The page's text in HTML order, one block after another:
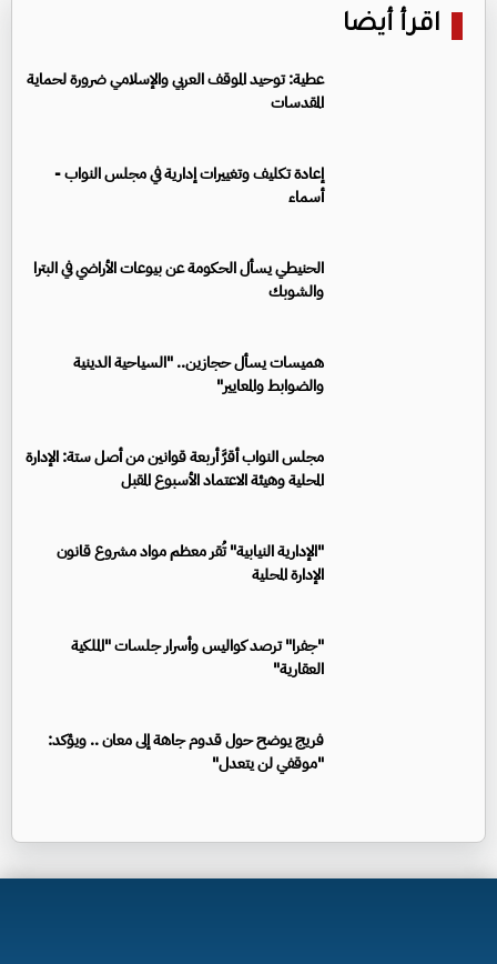
اقرأ أيضا
عطية: توحيد الموقف العربي والإسلامي ضرورة لحماية
المقدسات
إعادة تكليف وتغييرات إدارية في مجلس النواب -
أسماء
الحنيطي يسأل الحكومة عن بيوعات الأراضي في البترا
والشوبك
هميسات يسأل حجازين.. "السياحية الدينية
والضوابط والمعايير"
مجلس النواب أقرَّ أربعة قوانين من أصل ستة: الإدارة
المحلية وهيئة الاعتماد الأسبوع المقبل
"الإدارية النيابية" تُقر معظم مواد مشروع قانون
الإدارة المحلية
"جفرا" ترصد كواليس وأسرار جلسات "الملكية
العقارية"
فريج يوضح حول قدوم جاهة إلى معان .. ويؤكد:
"موقفي لن يتعدل"